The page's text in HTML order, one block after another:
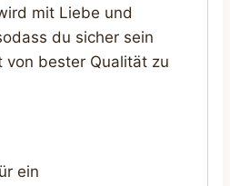
mit Liebe und
du sicher sein
von bester Qualität zu
ein